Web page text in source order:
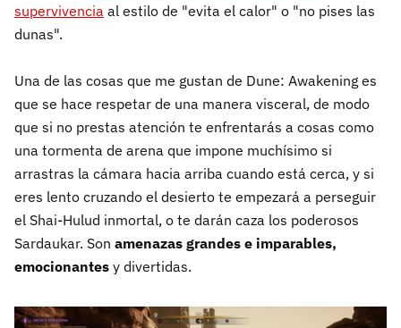
supervivencia al estilo de "evita el calor" o "no pises las
dunas".
Una de las cosas que me gustan de Dune: Awakening es
que se hace respetar de una manera visceral, de modo
que si no prestas atención te enfrentarás a cosas como
una tormenta de arena que impone muchísimo si
arrastras la cámara hacia arriba cuando está cerca, y si
eres lento cruzando el desierto te empezará a perseguir
el Shai-Hulud inmortal, o te darán caza los poderosos
Sardaukar. Son amenazas grandes e imparables,
emocionantes y divertidas.